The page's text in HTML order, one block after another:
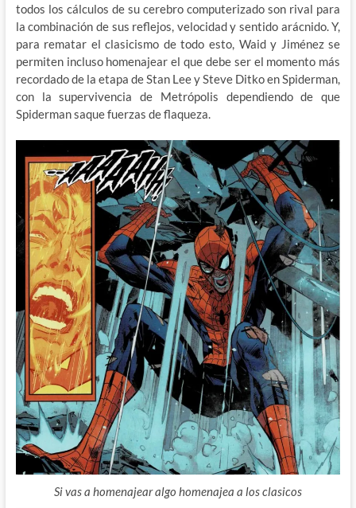
todos los cálculos de su cerebro computerizado son rival para
la combinación de sus reflejos, velocidad y sentido arácnido. Y,
para rematar el clasicismo de todo esto, Waid y Jiménez se
permiten incluso homenajear el que debe ser el momento más
recordado de la etapa de Stan Lee y Steve Ditko en Spiderman,
con la supervivencia de Metrópolis dependiendo de que
Spiderman saque fuerzas de flaqueza.
Si vas a homenajear algo homenajea a los clasicos